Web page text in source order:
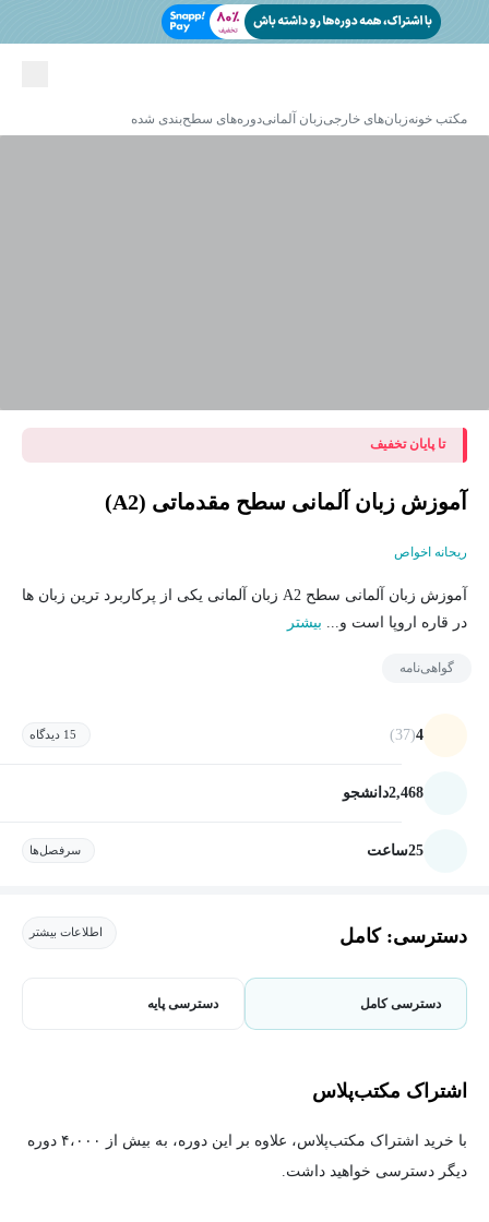
مکتب خونهزبان‌های خارجیزبان آلمانیدوره‌های سطح‌بندی شده
تا پایان تخفیف
آموزش زبان آلمانی سطح مقدماتی (A2)
ریحانه اخواص
آموزش زبان آلمانی سطح A2 زبان آلمانی یکی از پرکاربرد ترین زبان ها
در قاره اروپا است و... بیشتر
گواهی‌نامه
4
(37) 15 دیدگاه
2,468دانشجو
25ساعت سرفصل‌ها
دسترسی: کامل اطلاعات بیشتر
دسترسی کامل دسترسی پایه
اشتراک مکتب‌پلاس
با خرید اشتراک مکتب‌پلاس، علاوه بر این دوره، به بیش از ۴،۰۰۰ دوره
دیگر دسترسی خواهید داشت.